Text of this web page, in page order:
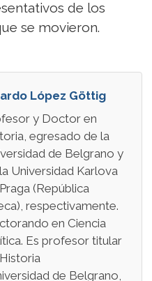
de los
se movieron.
López Göttig
y Doctor en
egresado de la
de Belgrano y
Universidad Karlova
(República
respectivamente.
en Ciencia
Es profesor titular
de Belgrano,